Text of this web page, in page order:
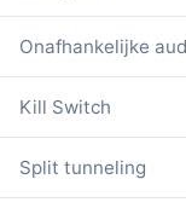
Onafhankelijke
Kill Switch
Split tunneling